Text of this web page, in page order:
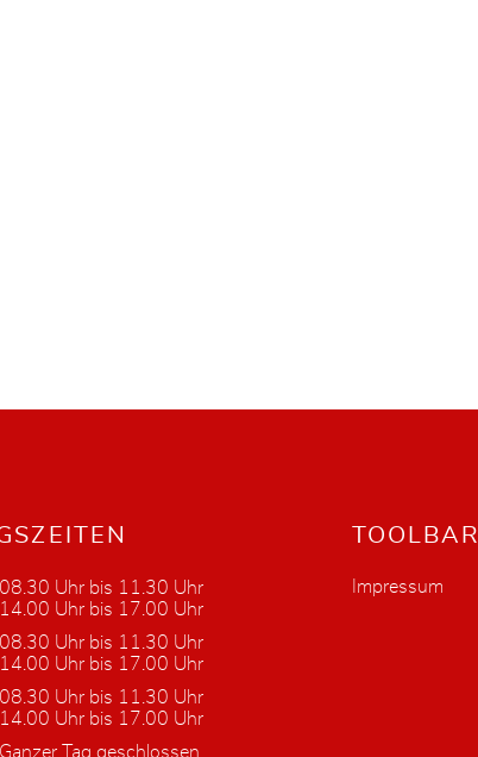
08.30 Uhr bis 11.30 Uhr
14.00 Uhr bis 17.00 Uhr
08.30 Uhr bis 11.30 Uhr
14.00 Uhr bis 17.00 Uhr
08.30 Uhr bis 11.30 Uhr
14.00 Uhr bis 17.00 Uhr
Ganzer Tag geschlossen
TOOLBAR
Impressum